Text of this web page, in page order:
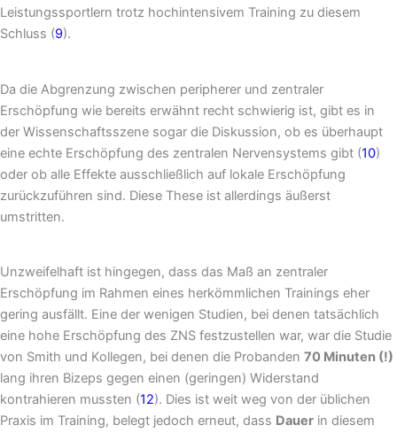
Leistungssportlern trotz hochintensivem Training zu diesem
Schluss (9).
Da die Abgrenzung zwischen peripherer und zentraler
Erschöpfung wie bereits erwähnt recht schwierig ist, gibt es in
der Wissenschaftsszene sogar die Diskussion, ob es überhaupt
eine echte Erschöpfung des zentralen Nervensystems gibt (10)
oder ob alle Effekte ausschließlich auf lokale Erschöpfung
zurückzuführen sind. Diese These ist allerdings äußerst
umstritten.
Unzweifelhaft ist hingegen, dass das Maß an zentraler
Erschöpfung im Rahmen eines herkömmlichen Trainings eher
gering ausfällt. Eine der wenigen Studien, bei denen tatsächlich
eine hohe Erschöpfung des ZNS festzustellen war, war die Studie
von Smith und Kollegen, bei denen die Probanden 70 Minuten (!)
lang ihren Bizeps gegen einen (geringen) Widerstand
kontrahieren mussten (12). Dies ist weit weg von der üblichen
Praxis im Training, belegt jedoch erneut, dass Dauer in diesem